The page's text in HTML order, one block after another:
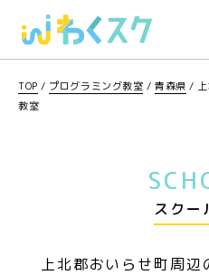
TOP / プログラミング教室 / 青森県 /
教室
スクー
上北郡おいらせ町周